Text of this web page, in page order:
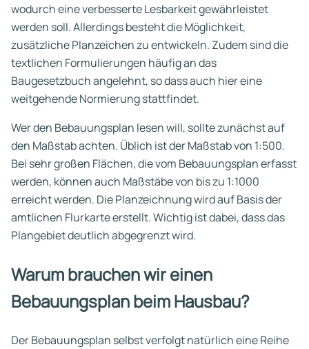
wodurch eine verbesserte Lesbarkeit gewährleistet
werden soll. Allerdings besteht die Möglichkeit,
zusätzliche Planzeichen zu entwickeln. Zudem sind die
textlichen Formulierungen häufig an das
Baugesetzbuch angelehnt, so dass auch hier eine
weitgehende Normierung stattfindet.
Wer den Bebauungsplan lesen will, sollte zunächst auf
den Maßstab achten. Üblich ist der Maßstab von 1:500.
Bei sehr großen Flächen, die vom Bebauungsplan erfasst
werden, können auch Maßstäbe von bis zu 1:1000
erreicht werden. Die Planzeichnung wird auf Basis der
amtlichen Flurkarte erstellt. Wichtig ist dabei, dass das
Plangebiet deutlich abgegrenzt wird.
Warum brauchen wir einen
Bebauungsplan beim Hausbau?
Der Bebauungsplan selbst verfolgt natürlich eine Reihe